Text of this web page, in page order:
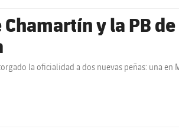
Chamartín y la PB
la oficialidad a dos nuevas peñas: una en